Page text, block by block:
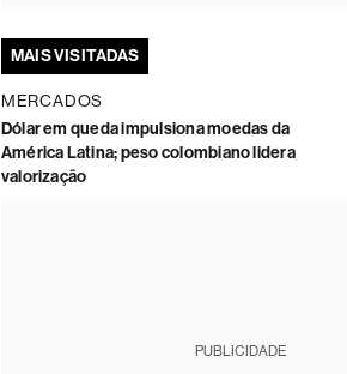
MAIS VISITADAS
MERCADOS
Dólar em queda impulsiona moedas da
América Latina; peso colombiano lidera
valorização
PUBLICIDADE